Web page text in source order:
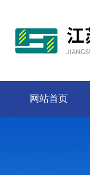
网站首页